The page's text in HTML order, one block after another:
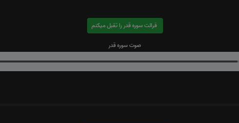
قرائت سوره قدر را تقبل میکنم
صوت سوره قدر